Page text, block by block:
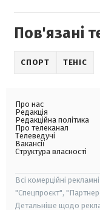
Пов'язані
СПОРТ ТЕНІС
Про нас
Редакція
Редакційна політика
Про телеканал
Телеведучі
Вакансії
Структура власності
Всі комерційні
"Спецпроєкт",
Детальніше щодо